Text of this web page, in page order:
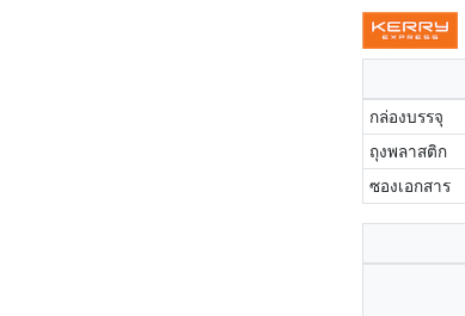
กล่องบรรจุ
ถุงพลาสติก
ซองเอกสาร